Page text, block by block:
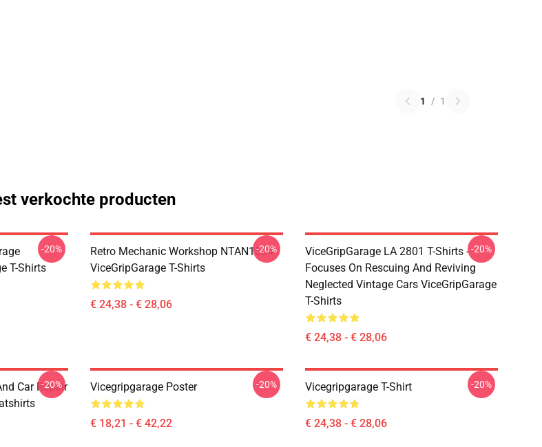
1 / 1
verkochte producten
T-Shirts
-20%
Retro Mechanic Workshop NTAN1504
ViceGripGarage T-Shirts
€ 24,38 - € 28,06
-20%
ViceGripGarage LA 2801 T-Shirts -
Focuses On Rescuing And Reviving
Neglected Vintage Cars ViceGripGarage
T-Shirts
€ 24,38 - € 28,06
-20%
Car Repair
-20% Vicegripgarage Poster
€ 18,21 - € 42,22
-20% Vicegripgarage T-Shirt
€ 24,38 - € 28,06
-20%